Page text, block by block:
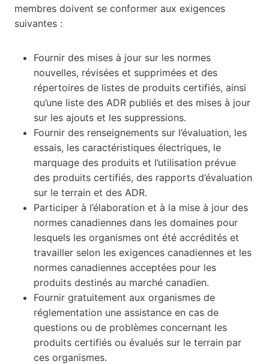
membres doivent se conformer aux exigences
suivantes :
Fournir des mises à jour sur les normes
nouvelles, révisées et supprimées et des
répertoires de listes de produits certifiés, ainsi
qu’une liste des ADR publiés et des mises à jour
sur les ajouts et les suppressions.
Fournir des renseignements sur l’évaluation, les
essais, les caractéristiques électriques, le
marquage des produits et l’utilisation prévue
des produits certifiés, des rapports d’évaluation
sur le terrain et des ADR.
Participer à l’élaboration et à la mise à jour des
normes canadiennes dans les domaines pour
lesquels les organismes ont été accrédités et
travailler selon les exigences canadiennes et les
normes canadiennes acceptées pour les
produits destinés au marché canadien.
Fournir gratuitement aux organismes de
réglementation une assistance en cas de
questions ou de problèmes concernant les
produits certifiés ou évalués sur le terrain par
ces organismes.